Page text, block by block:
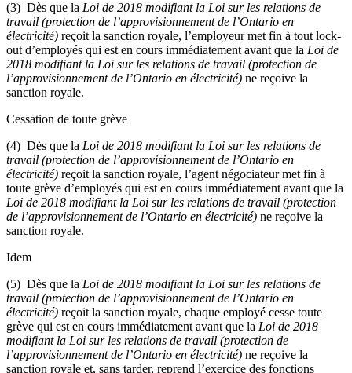
(3) Dès que la Loi de 2018 modifiant la Loi sur les relations de
travail (protection de l’approvisionnement de l’Ontario en
électricité) reçoit la sanction royale, l’employeur met fin à tout lock-
out d’employés qui est en cours immédiatement avant que la Loi de
2018 modifiant la Loi sur les relations de travail (protection de
l’approvisionnement de l’Ontario en électricité) ne reçoive la
sanction royale.
Cessation de toute grève
(4) Dès que la Loi de 2018 modifiant la Loi sur les relations de
travail (protection de l’approvisionnement de l’Ontario en
électricité) reçoit la sanction royale, l’agent négociateur met fin à
toute grève d’employés qui est en cours immédiatement avant que la
Loi de 2018 modifiant la Loi sur les relations de travail (protection
de l’approvisionnement de l’Ontario en électricité) ne reçoive la
sanction royale.
Idem
(5) Dès que la Loi de 2018 modifiant la Loi sur les relations de
travail (protection de l’approvisionnement de l’Ontario en
électricité) reçoit la sanction royale, chaque employé cesse toute
grève qui est en cours immédiatement avant que la Loi de 2018
modifiant la Loi sur les relations de travail (protection de
l’approvisionnement de l’Ontario en électricité) ne reçoive la
sanction royale et, sans tarder, reprend l’exercice des fonctions